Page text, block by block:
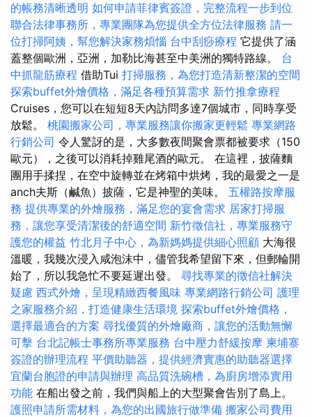
的帳務清晰透明 如何申請菲律賓簽證，完整流程一步到位
聯合法律事務所，專業團隊為您提供全方位法律服務 請一
位打掃阿姨，幫您解決家務煩惱 台中刮痧療程 它提供了涵
蓋整個歐洲，亞洲，加勒比海甚至中美洲的獨特路線。 台
中抓龍筋療程 借助Tui 打掃服務，為您打造清新整潔的空間
探索buffet外燴價格，滿足各種預算需求 新竹推拿療程
Cruises，您可以在短短8天內訪問多達7個城市，同時享受
放鬆。 桃園搬家公司，專業服務讓你搬家更輕鬆 專業網路
行銷公司 令人驚訝的是，大多數夜間聚會票都被要求（150
歐元），之後可以消耗掉雞尾酒的歐元。 在這裡，披薩麵
團用手揉捏，在空中旋轉並在烤箱中烘烤，我的最愛之一是
anch夫斯（鹹魚）披薩，它是神聖的美味。 五權路按摩服
務 提供專業的外燴服務，滿足您的宴會需求 居家打掃服
務，讓您享受清潔後的舒適空間 新竹徵信社，專業服務守
護您的權益 竹北月子中心，為新媽媽提供細心照顧 大海很
溫暖，我幾次浸入咸泡沫中，儘管我希望留下來，但郵輪開
始了，所以我急忙不要延遲出發。 尋找專業的徵信社解決
疑慮 西式外燴，呈現精緻西餐風味 專業網路行銷公司 護理
之家服務介紹，打造健康生活環境 探索buffet外燴價格，
選擇最適合的方案 尋找優質的外燴廠商，讓您的活動無懈
可擊 台北記帳士事務所專業服務 台中壓力舒緩按摩 柬埔寨
簽證的辦理流程 平價助聽器，提供經濟實惠的助聽器選擇
宜蘭台胞證的申請與辦理 高品質洗碗槽，為廚房增添實用
功能 在船出發之前，我們與船上的大型聚會告別了島上。
護照申請所需材料，為您的出國旅行做準備 搬家公司費用